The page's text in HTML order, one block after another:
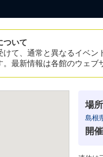
ついて
けて、通常と異なるイベ
。最新情報は各館のウェ
場所
島根
開